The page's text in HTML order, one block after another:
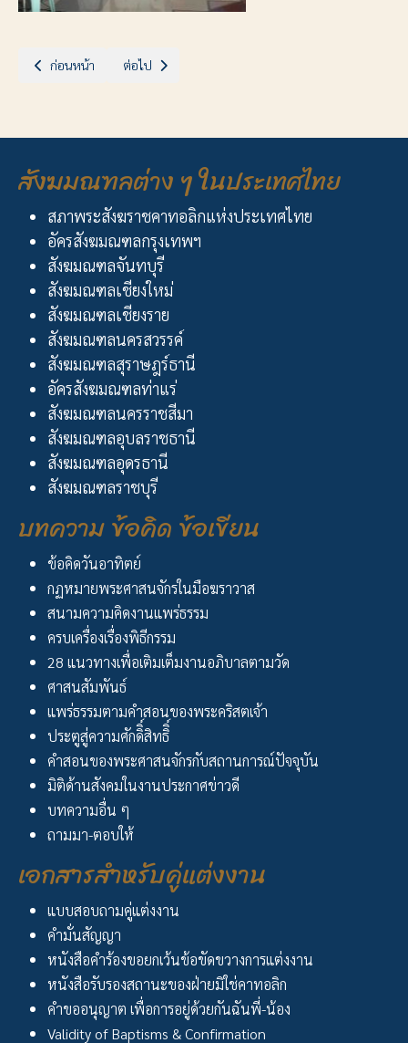
เนื้อหาก่อนหน้า: ประกาศ...บ้านสิทธิดา-ศูนย์พัฒนาการเด็กพิการ
ก่อนหน้า เนื้อหาถัดไป: พิธีบูชาขอบพระคุณถวายเป็นพระกุศลฯ
ต่อไป
สังฆมณฑลต่าง ๆ ในประเทศไทย
สภาพระสังฆราชคาทอลิกแห่งประเทศไทย
อัครสังฆมณฑลกรุงเทพฯ
สังฆมณฑลจันทบุรี
สังฆมณฑลเชียงใหม่
สังฆมณฑลเชียงราย
สังฆมณฑลนครสวรรค์
สังฆมณฑลสุราษฎร์ธานี
อัครสังฆมณฑลท่าแร่
สังฆมณฑลนครราชสีมา
สังฆมณฑลอุบลราชธานี
สังฆมณฑลอุดรธานี
สังฆมณฑลราชบุรี
บทความ ข้อคิด ข้อเขียน
ข้อคิดวันอาทิตย์
กฏหมายพระศาสนจักรในมือฆราวาส
สนามความคิดงานแพร่ธรรม
ครบเครื่องเรื่องพิธีกรรม
28 แนวทางเพื่อเติมเต็มงานอภิบาลตามวัด
ศาสนสัมพันธ์
แพร่ธรรมตามคำสอนของพระคริสตเจ้า
ประตูสู่ความศักดิิ์สิทธิิ์
คำสอนของพระศาสนจักรกับสถานการณ์ปัจจุบัน
มิติด้านสังคมในงานประกาศข่าวดี
บทความอื่น ๆ
ถามมา-ตอบให้
เอกสารสำหรับคู่แต่งงาน
แบบสอบถามคู่แต่งงาน
คำมั่นสัญญา
หนังสือคำร้องขอยกเว้นข้อขัดขวางการแต่งงาน
หนังสือรับรองสถานะของฝ่ายมิใช่คาทอลิก
คำขออนุญาต เพื่อการอยู่ด้วยกันฉันพี่-น้อง
Validity of Baptisms & Confirmation